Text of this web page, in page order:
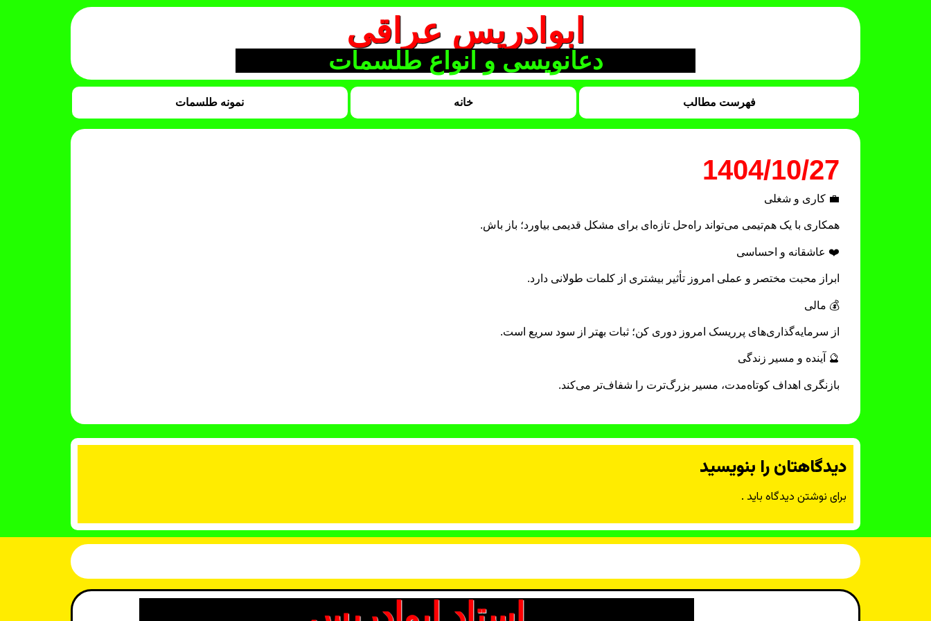
ابوادریس عراقی
دعانویسی و انواع طلسمات
فهرست مطالب خانه نمونه طلسمات
1404/10/27
💼 کاری و شغلی
همکاری با یک هم‌تیمی می‌تواند راه‌حل تازه‌ای برای مشکل قدیمی بیاورد؛ باز باش.
❤️ عاشقانه و احساسی
ابراز محبت مختصر و عملی امروز تأثیر بیشتری از کلمات طولانی دارد.
💰 مالی
از سرمایه‌گذاری‌های پرریسک امروز دوری کن؛ ثبات بهتر از سود سریع است.
🔮 آینده و مسیر زندگی
بازنگری اهداف کوتاه‌مدت، مسیر بزرگ‌ترت را شفاف‌تر می‌کند.
دیدگاهتان را بنویسید
برای نوشتن دیدگاه باید .